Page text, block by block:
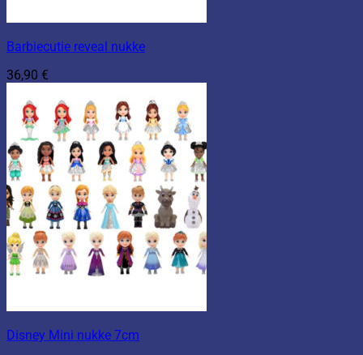
Barbiecutie reveal nukke
36,90 €
Disney Mini nukke 7cm